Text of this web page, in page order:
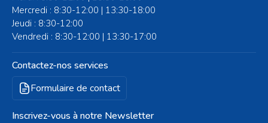
Mercredi : 8:30-12:00 | 13:30-18:00
Jeudi : 8:30-12:00
Vendredi : 8:30-12:00 | 13:30-17:00
Contactez-nos services
Formulaire de contact
Inscrivez-vous à notre Newsletter